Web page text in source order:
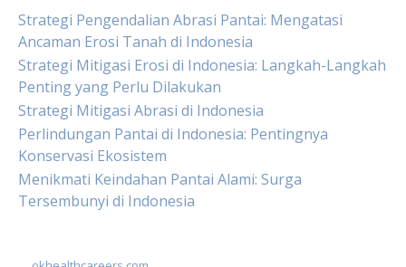
Strategi Pengendalian Abrasi Pantai: Mengatasi
Ancaman Erosi Tanah di Indonesia
Strategi Mitigasi Erosi di Indonesia: Langkah-Langkah
Penting yang Perlu Dilakukan
Strategi Mitigasi Abrasi di Indonesia
Perlindungan Pantai di Indonesia: Pentingnya
Konservasi Ekosistem
Menikmati Keindahan Pantai Alami: Surga
Tersembunyi di Indonesia